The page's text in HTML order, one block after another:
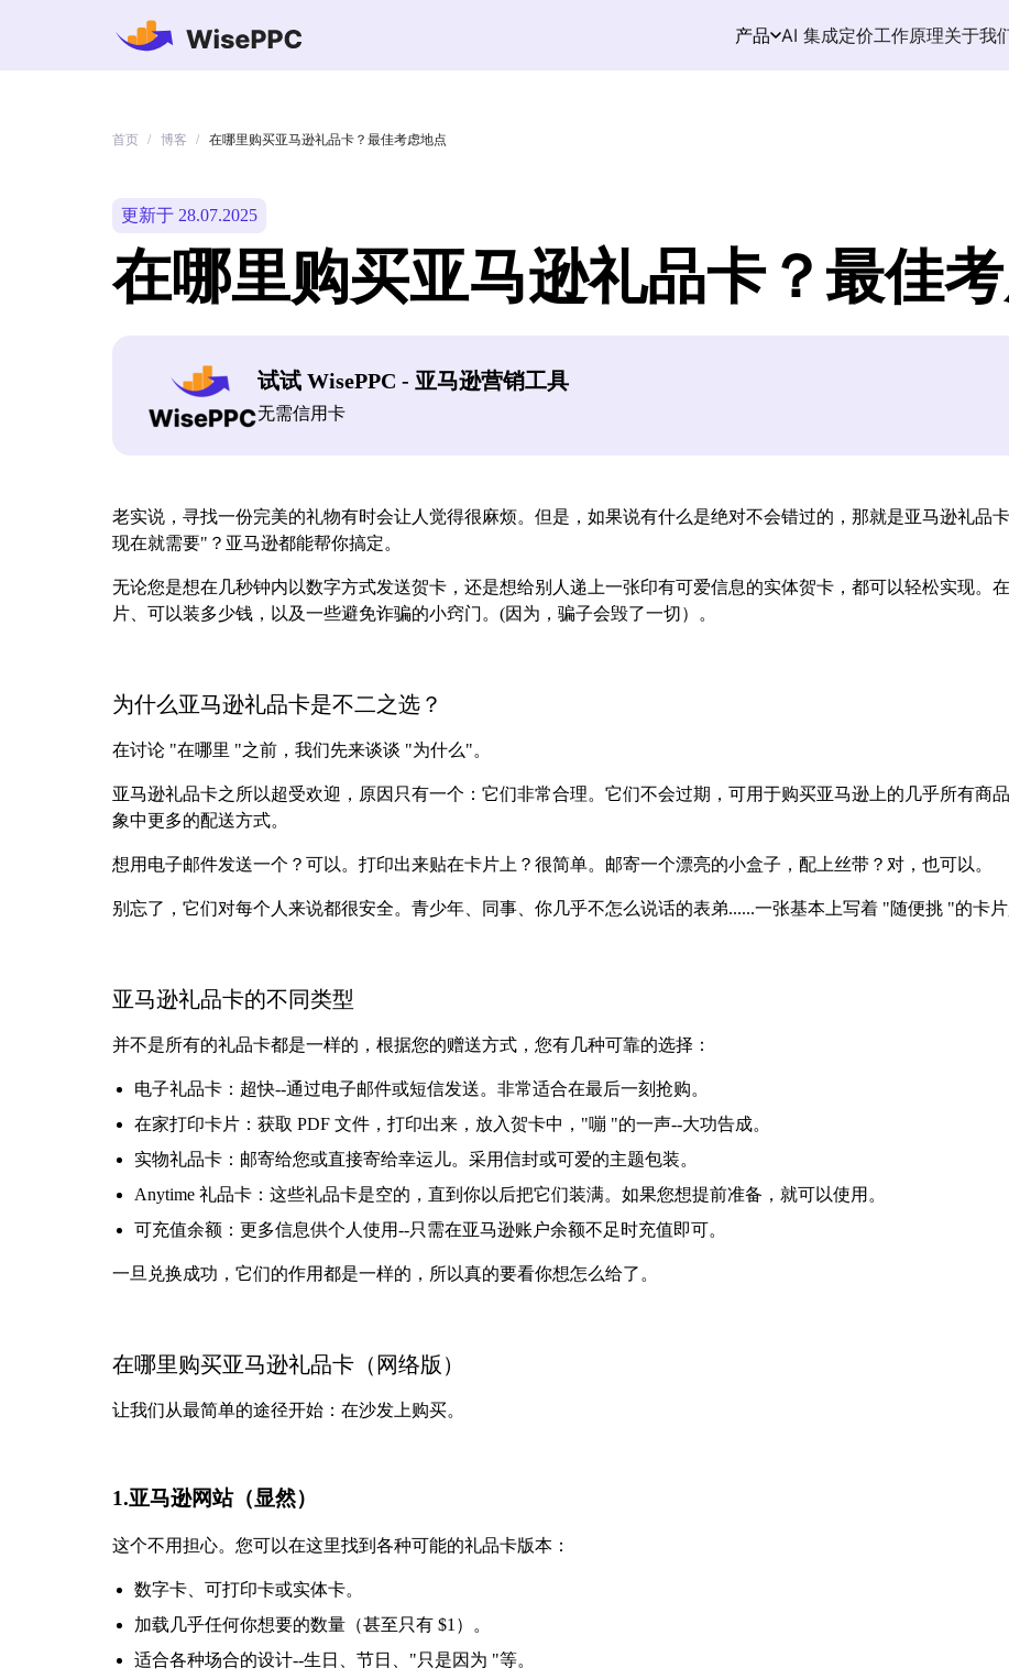
产品 AI 集成定价工作原理关于我
首页 / 博客 / 在哪里购买亚马逊礼品卡？最佳考虑地点
更新于 28.07.2025
在哪里购买亚马逊礼品卡？最佳
试试 WisePPC - 亚马逊营销工具
无需信用卡
老实说，寻找一份完美的礼物有时会让人觉得很麻烦。但是，如果说有什么是绝对不会错过的，那就是亚马逊礼品
现在就需要"？亚马逊都能帮你搞定。
无论您是想在几秒钟内以数字方式发送贺卡，还是想给别人递上一张印有可爱信息的实体贺卡，都可以轻松实现。
片、可以装多少钱，以及一些避免诈骗的小窍门。(因为，骗子会毁了一切）。
为什么亚马逊礼品卡是不二之选？
在讨论 "在哪里 "之前，我们先来谈谈 "为什么"。
亚马逊礼品卡之所以超受欢迎，原因只有一个：它们非常合理。它们不会过期，可用于购买亚马逊上的几乎所有商
象中更多的配送方式。
想用电子邮件发送一个？可以。打印出来贴在卡片上？很简单。邮寄一个漂亮的小盒子，配上丝带？对，也可以。
别忘了，它们对每个人来说都很安全。青少年、同事、你几乎不怎么说话的表弟......一张基本上写着 "随便挑 "的卡片
亚马逊礼品卡的不同类型
并不是所有的礼品卡都是一样的，根据您的赠送方式，您有几种可靠的选择：
电子礼品卡：超快--通过电子邮件或短信发送。非常适合在最后一刻抢购。
在家打印卡片：获取 PDF 文件，打印出来，放入贺卡中，"嘣 "的一声--大功告成。
实物礼品卡：邮寄给您或直接寄给幸运儿。采用信封或可爱的主题包装。
Anytime 礼品卡：这些礼品卡是空的，直到你以后把它们装满。如果您想提前准备，就可以使用。
可充值余额：更多信息供个人使用--只需在亚马逊账户余额不足时充值即可。
一旦兑换成功，它们的作用都是一样的，所以真的要看你想怎么给了。
在哪里购买亚马逊礼品卡（网络版）
让我们从最简单的途径开始：在沙发上购买。
1.亚马逊网站（显然）
这个不用担心。您可以在这里找到各种可能的礼品卡版本：
数字卡、可打印卡或实体卡。
加载几乎任何你想要的数量（甚至只有 $1）。
适合各种场合的设计--生日、节日、"只是因为 "等。